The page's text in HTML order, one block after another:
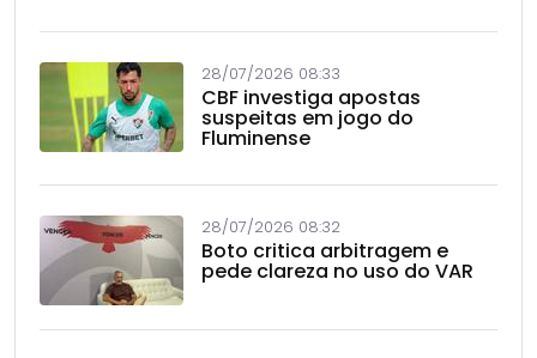
28/07/2026 08:33
CBF investiga apostas
suspeitas em jogo do
Fluminense
28/07/2026 08:32
Boto critica arbitragem e
pede clareza no uso do VAR